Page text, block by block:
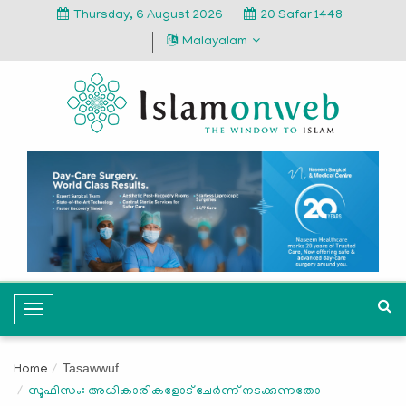
Thursday, 6 August 2026
20 Safar 1448
Malayalam
T
o
g
l
Home Tasawwuf
സൂഫിസം: അധികാരികളോട് ചേര്‍ന്ന് നടക്കുന്നതോ